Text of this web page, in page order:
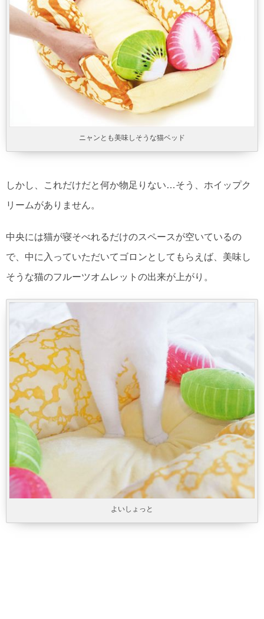
ニャンとも美味しそうな猫ベッド
しかし、これだけだと何か物足りない…そう、ホイップク
リームがありません。
中央には猫が寝そべれるだけのスペースが空いているの
で、中に入っていただいてゴロンとしてもらえば、美味し
そうな猫のフルーツオムレットの出来が上がり。
よいしょっと